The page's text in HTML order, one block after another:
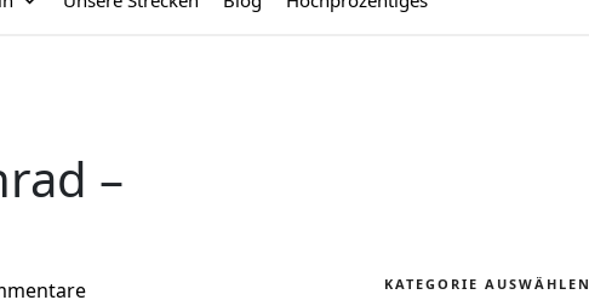
–
KATEGORIE AUSWÄHLEN